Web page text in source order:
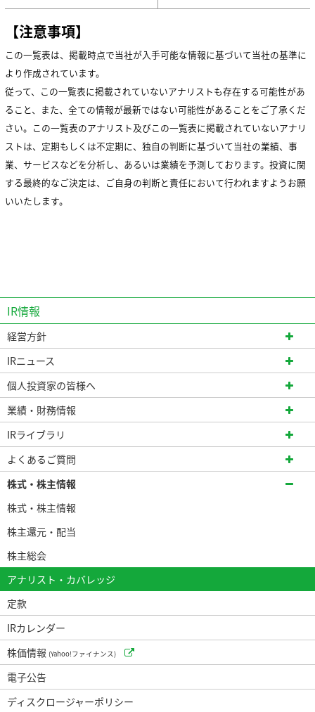
【注意事項】
この一覧表は、掲載時点で当社が入手可能な情報に基づいて当社の基準に
より作成されています。
従って、この一覧表に掲載されていないアナリストも存在する可能性があ
ること、また、全ての情報が最新ではない可能性があることをご了承くだ
さい。この一覧表のアナリスト及びこの一覧表に掲載されていないアナリ
ストは、定期もしくは不定期に、独自の判断に基づいて当社の業績、事
業、サービスなどを分析し、あるいは業績を予測しております。投資に関
する最終的なご決定は、ご自身の判断と責任において行われますようお願
いいたします。
IR情報
経営方針
IRニュース
個人投資家の皆様へ
業績・財務情報
IRライブラリ
よくあるご質問
株式・株主情報
株式・株主情報
株主還元・配当
株主総会
アナリスト・カバレッジ
定款
IRカレンダー
株価情報 (Yahoo!ファイナンス)
電子公告
ディスクロージャーポリシー